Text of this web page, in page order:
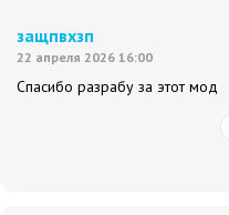
защпвхзп
22 апреля 2026 16:00
Спасибо разрабу за этот мод